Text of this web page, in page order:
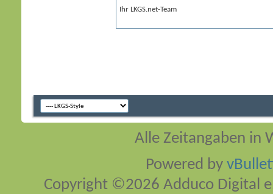
Ihr LKGS.net-Team
Alle Zeitangaben in
Powered by
Copyright ©2026 Adduco Digital